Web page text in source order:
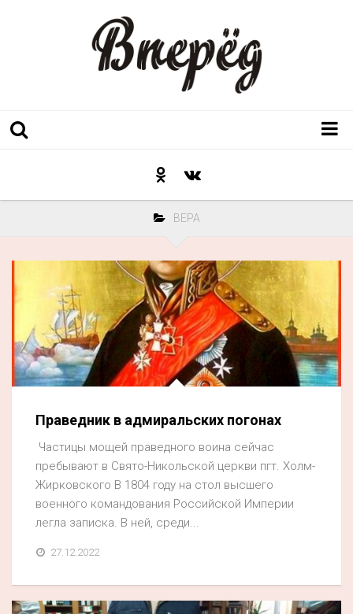
Послесловие к празднику
Неожиданный ракурс
Контакты
Люди родного края
Акция
Конкурс
Люди родного края
Национальные проекты
Память
ВЕРА
Праведник в адмиральских погонах
Частицы мощей праведного воина сейчас
пребывают в Свято-Никольской церкви пгт. Холм-
Жирковского В 1804 году на стол высшего
военного командования Российской Империи
легла записка. В ней, среди...
27.12.2022